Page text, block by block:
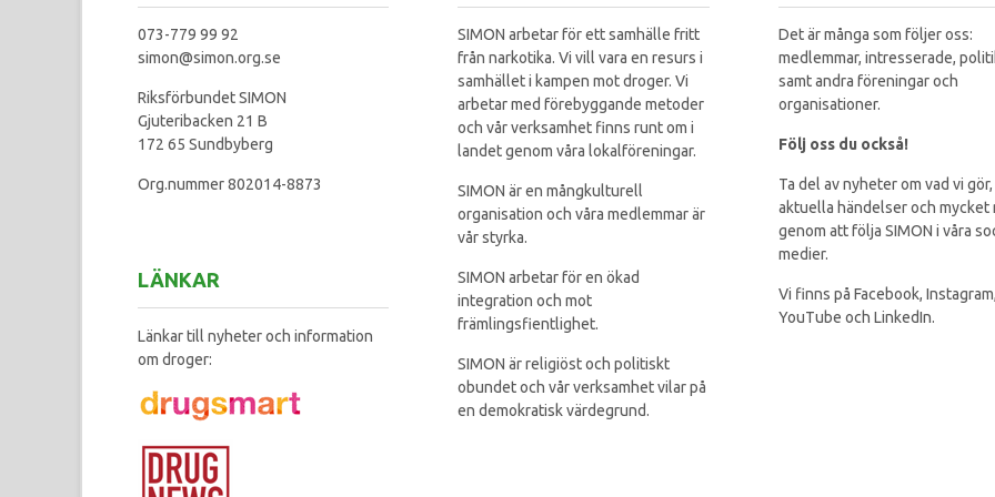
073-779 99 92
simon@simon.org.se
Riksförbundet SIMON
Gjuteribacken 21 B
172 65 Sundbyberg
Org.nummer 802014-8873
LÄNKAR
Länkar till nyheter och information
om droger:
SIMON arbetar för ett samhälle fritt
från narkotika. Vi vill vara en resurs i
samhället i kampen mot droger. Vi
arbetar med förebyggande metoder
och vår verksamhet finns runt om i
landet genom våra lokalföreningar.
SIMON är en mångkulturell
organisation och våra medlemmar är
vår styrka.
SIMON arbetar för en ökad
integration och mot
främlingsfientlighet.
SIMON är religiöst och politiskt
obundet och vår verksamhet vilar på
en demokratisk värdegrund.
Det är många som följer oss:
medlemmar, intresserade,
samt andra föreningar och
organisationer.
Följ oss du också!
Ta del av nyheter om vad vi gör,
aktuella händelser och mycket
genom att följa SIMON i våra
medier.
Vi finns på Facebook, Instagram,
YouTube och LinkedIn.